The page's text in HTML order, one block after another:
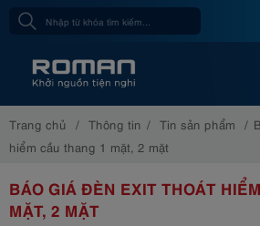
Trang chủ Thông tin Tin sản phẩm
hiểm cầu thang 1 mặt, 2 mặt
BÁO GIÁ ĐÈN EXIT THOÁT
MẶT, 2 MẶT